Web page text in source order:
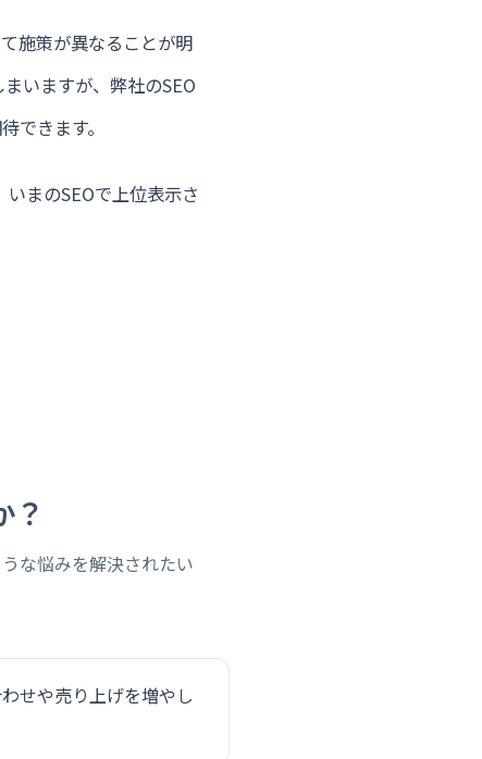
施策が異なることが明
いますが、弊社のSEO
できます。
まのSEOで上位表示さ
？
な悩みを解決されたい
せや売り上げを増やし